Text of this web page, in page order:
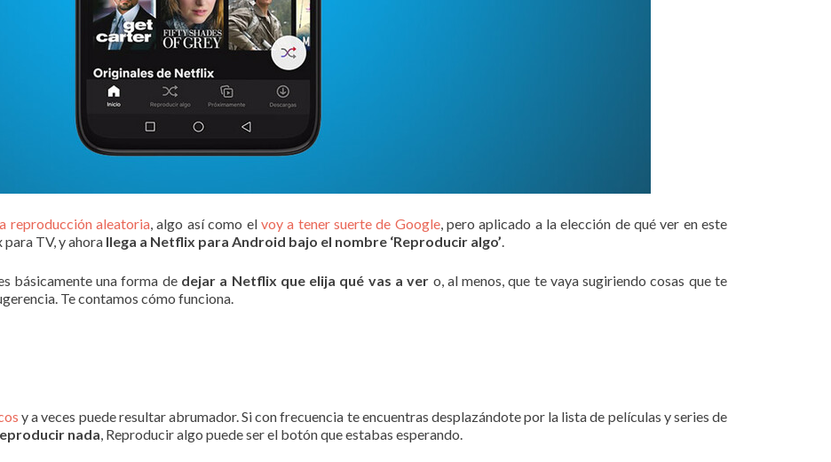
reproducción aleatoria, algo así como el voy a tener suerte de Google, pero aplicado a la elección de qué ver en este
TV, y ahora llega a Netflix para Android bajo el nombre ‘Reproducir algo’.
básicamente una forma de dejar a Netflix que elija qué vas a ver o, al menos, que te vaya sugiriendo cosas que te
Te contamos cómo funciona.
y a veces puede resultar abrumador. Si con frecuencia te encuentras desplazándote por la lista de películas y series de
nada, Reproducir algo puede ser el botón que estabas esperando.